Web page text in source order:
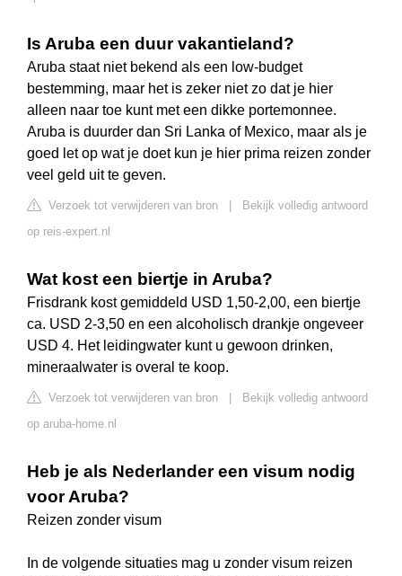
Is Aruba een duur vakantieland?
Aruba staat niet bekend als een low-budget
bestemming, maar het is zeker niet zo dat je hier
alleen naar toe kunt met een dikke portemonnee.
Aruba is duurder dan Sri Lanka of Mexico, maar als je
goed let op wat je doet kun je hier prima reizen zonder
veel geld uit te geven.
Verzoek tot verwijderen van bron
Bekijk volledig antwoord
op reis-expert.nl
Wat kost een biertje in Aruba?
Frisdrank kost gemiddeld USD 1,50-2,00, een biertje
ca. USD 2-3,50 en een alcoholisch drankje ongeveer
USD 4. Het leidingwater kunt u gewoon drinken,
mineraalwater is overal te koop.
Verzoek tot verwijderen van bron
Bekijk volledig antwoord
op aruba-home.nl
Heb je als Nederlander een visum nodig
voor Aruba?
Reizen zonder visum
In de volgende situaties mag u zonder visum reizen